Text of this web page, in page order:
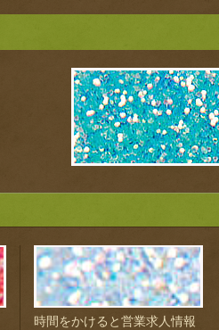
時間をかけると営業求人情報